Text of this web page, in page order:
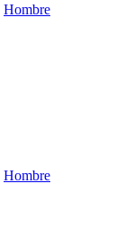
Hombre
Hombre